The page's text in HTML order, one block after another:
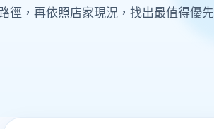
徑，再依照店家現況，找出最值得優先